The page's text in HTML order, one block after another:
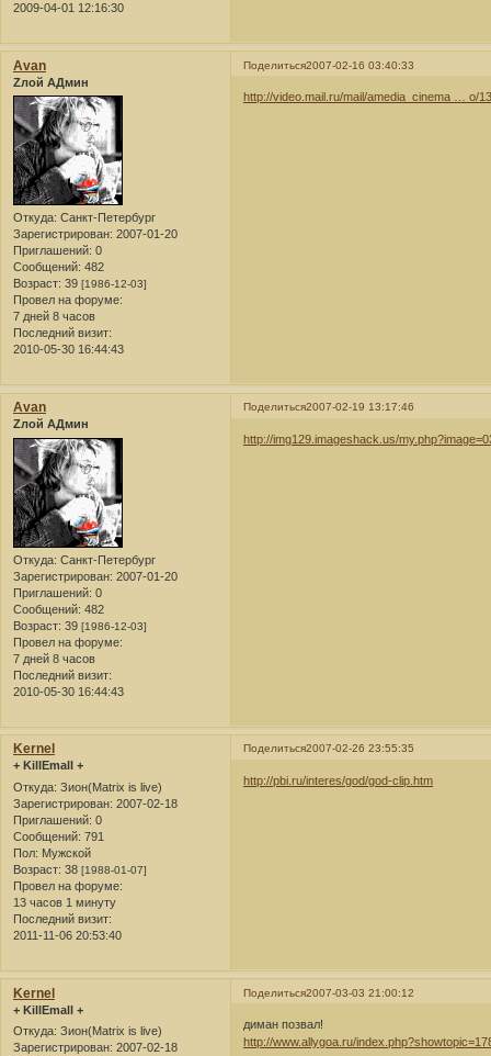
2009-04-01 12:16:30
Поделиться2007-02-16 03:40:33
Avan
Zлой АДмин
Откуда: Санкт-Петербург
Зарегистрирован: 2007-01-20
Приглашений: 0
Сообщений: 482
Возраст: 39 [1986-12-03]
Провел на форуме:
7 дней 8 часов
Последний визит:
2010-05-30 16:44:43
http://video.mail.ru/mail/amedia_cinema … o/
Поделиться2007-02-19 13:17:46
Avan
Zлой АДмин
Откуда: Санкт-Петербург
Зарегистрирован: 2007-01-20
Приглашений: 0
Сообщений: 482
Возраст: 39 [1986-12-03]
Провел на форуме:
7 дней 8 часов
Последний визит:
2010-05-30 16:44:43
http://img129.imageshack.us/
Поделиться2007-02-26 23:55:35
Kernel
+ KillEmall +
Откуда: Зион(Matrix is live)
Зарегистрирован: 2007-02-18
Приглашений: 0
Сообщений: 791
Пол: Мужской
Возраст: 38 [1988-01-07]
Провел на форуме:
13 часов 1 минуту
Последний визит:
2011-11-06 20:53:40
http://pbi.ru/interes/god/god-clip.htm
Поделиться2007-03-03 21:00:12
Kernel
+ KillEmall +
Откуда: Зион(Matrix is live)
Зарегистрирован: 2007-02-18
диман позвал!
http://www.allygoa.ru/